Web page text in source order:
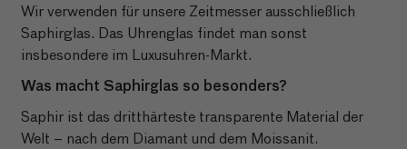
Wir verwenden für unsere Zeitmesser ausschließlich
Saphirglas. Das Uhrenglas findet man sonst
insbesondere im Luxusuhren-Markt.
Was macht Saphirglas so besonders?
Saphir ist das dritthärteste transparente Material der
Welt – nach dem Diamant und dem Moissanit.